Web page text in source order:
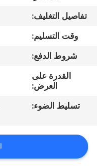
جولة
في
المعمل
مراقبة
خريطة
تفاصيل التغليف:
وقت التسليم:
شروط الدفع:
القدرة على
العرض:
تسليط الضوء: